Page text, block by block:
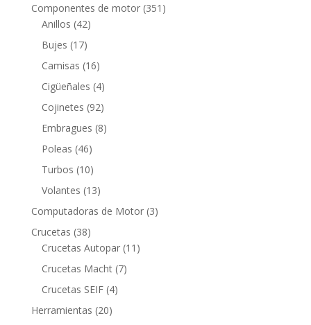
Componentes de motor 351 351
Anillos 4242
Bujes 1717
productos
Camisas 1616
productos
Cigüeñales 44
productos
Cojinetes 9292
productos
Embragues 88
Poleas 4646
productos
Turbos 1010
productos
Volantes 1313
productos
Computadoras de Motor 33
Crucetas 3838
productos
Crucetas Autopar 11 11
Crucetas Macht 77
Crucetas SEIF 44
Herramientas 2020